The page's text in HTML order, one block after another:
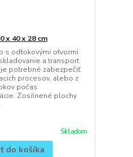
x 40 x 28 cm
s odtokovými otvormi
a transport
potrebné zabezpečiť
procesov, alebo z
počas
Zosilnené plochy
Skladom
do košíka